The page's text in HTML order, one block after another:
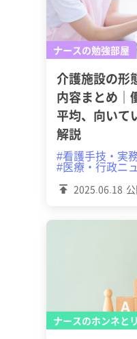
ナースの勉強部屋
2025.06.18
介護施設の形
内容まとめ｜
平均、向いて
解説
#看護手技・実
#医療・行政ニ
ナースのホンネと